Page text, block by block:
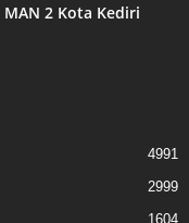
2 Kota Kediri
4991
2999
1604